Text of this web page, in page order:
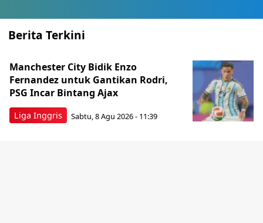
Berita Terkini
Liga Inggris
Manchester City Bidik Enzo
Fernandez untuk Gantikan Rodri,
PSG Incar Bintang Ajax
Sabtu, 8 Agu 2026 - 11:39